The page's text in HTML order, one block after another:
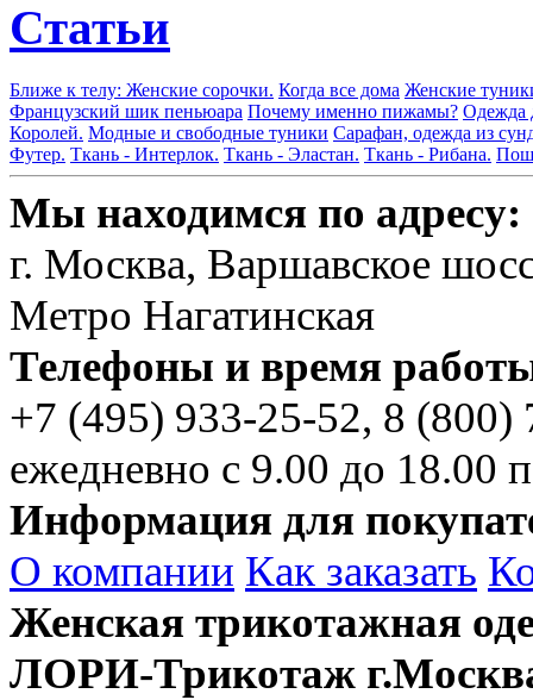
Статьи
Ближе к телу: Женские сорочки. Когда все дома Женские
Французский шик пеньюара Почему именно пижамы? Одежда
Королей. Модные и свободные туники Сарафан, одежда из
Футер. Ткань - Интерлок. Ткань - Эластан. Ткань - Рибана.
Мы находимся по адресу:
г. Москва, Варшавское
Метро Нагатинская
Телефоны и время
+7 (495) 933-25-52, 8 (800)
ежедневно с 9.00 до 18.00
Информация для
О компании Как заказать
Женская трикотажная
ЛОРИ-Трикотаж